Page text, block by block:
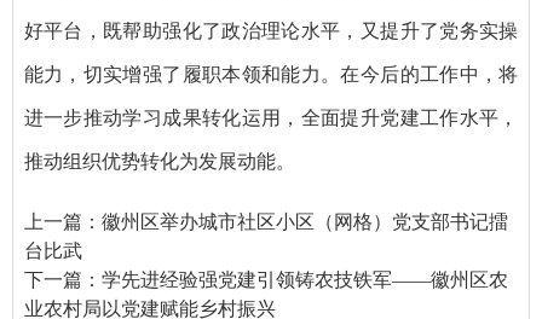
好平台，既帮助强化了政治理论水平，又提升了党务实操
能力，切实增强了履职本领和能力。在今后的工作中，将
进一步推动学习成果转化运用，全面提升党建工作水平，
推动组织优势转化为发展动能。
上一篇： 徽州区举办城市社区小区（网格）党支部书记擂
台比武
下一篇： 学先进经验强党建引领铸农技铁军——徽州区农
业农村局以党建赋能乡村振兴